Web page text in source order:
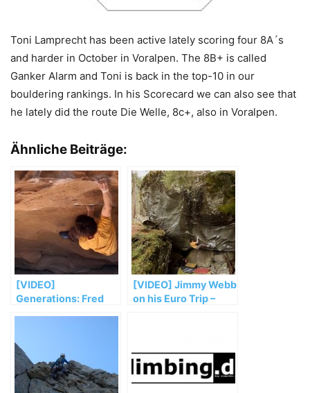
Toni Lamprecht has been active lately scoring four 8A´s
and harder in October in Voralpen. The 8B+ is called
Ganker Alarm and Toni is back in the top-10 in our
bouldering rankings. In his Scorecard we can also see that
he lately did the route Die Welle, 8c+, also in Voralpen.
Ähnliche Beiträge:
[VIDEO]
Generations: Fred
[VIDEO] Jimmy Webb
on his Euro Trip –